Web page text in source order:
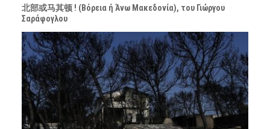
北部或马其顿 ! (Βόρεια ή Άνω Μακεδονία), του Γιώργου
Σαράφογλου